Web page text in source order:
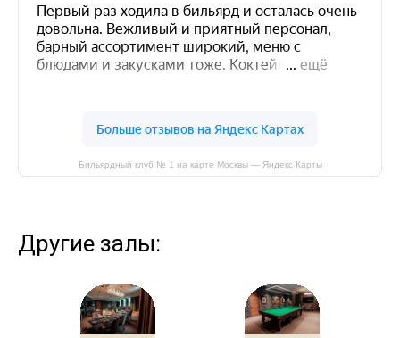
Бильярдный клуб № 1 на карте Москвы — Яндекс Карты
Другие залы: